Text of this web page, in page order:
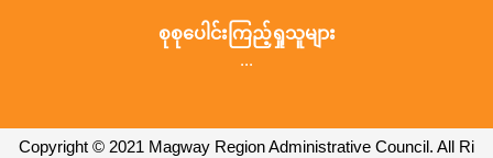
စုစုပေါင်းကြည့်ရှုသူများ
...
Copyright © 2021 Magway Region Administrative Council. All Ri